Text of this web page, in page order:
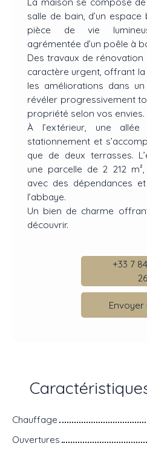
salle de bain, d’un espace
pièce de vie
agrémentée d’un poêle à
Des travaux de
caractère urgent, offrant la
les améliorations dans
révéler progressivement
propriété selon vos envies.
À l’extérieur, une
stationnement et
que de deux terrasses.
une parcelle de 2 212
avec des dépendances
l’abbaye.
Un bien de charme
découvrir.
+33 7
26
Envoyer
Chauffage
Ouvertures